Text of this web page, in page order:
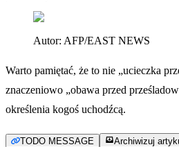
Autor: AFP/EAST NEWS
Warto pamiętać, że to nie „ucieczka
znaczeniowo „obawa przed
określenia kogoś uchodźcą.
TODO MESSAGE Archiwizuj